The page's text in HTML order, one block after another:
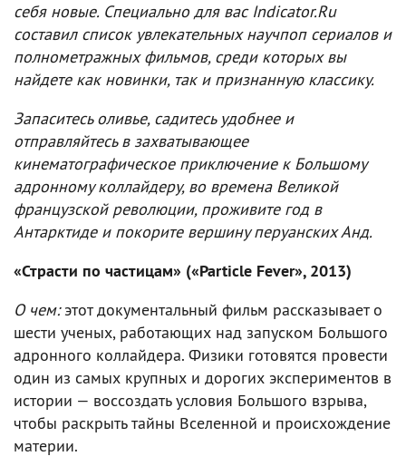
себя новые. Специально для вас Indicator.Ru
составил список увлекательных научпоп сериалов и
полнометражных фильмов, среди которых вы
найдете как новинки, так и признанную классику.
Запаситесь оливье, садитесь удобнее и
отправляйтесь в захватывающее
кинематографическое приключение к Большому
адронному коллайдеру, во времена Великой
французской революции, проживите год в
Антарктиде и покорите вершину перуанских Анд.
«Страсти по частицам» («Particle Fever», 2013)
О чем:этот документальный фильм рассказывает о
шести ученых, работающих над запуском Большого
адронного коллайдера. Физики готовятся провести
один из самых крупных и дорогих экспериментов в
истории — воссоздать условия Большого взрыва,
чтобы раскрыть тайны Вселенной и происхождение
материи.